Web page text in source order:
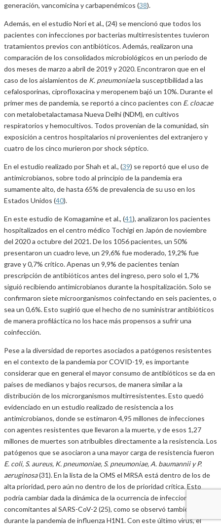
generación, vancomicina y carbapenémicos (38).
Además, en el estudio Nori et al., (24) se mencionó que todos los
pacientes con infecciones por bacterias multirresistentes tuvieron
tratamientos previos con antibióticos. Además, realizaron una
comparación de los consolidados microbiológicos en un periodo de
dos meses de marzo a abril de 2019 y 2020. Encontraron que en el
caso de los aislamientos de K. pneumoniaela susceptibilidad a las
cefalosporinas, ciprofloxacina y meropenem bajó un 10%. Durante el
primer mes de pandemia, se reportó a cinco pacientes con E. cloacae
con metalobetalactamasa Nueva Delhi (NDM), en cultivos
respiratorios y hemocultivos. Todos provenían de la comunidad, sin
exposición a centros hospitalarios ni provenientes del extranjero y
cuatro de los cinco murieron por shock séptico.
En el estudio realizado por Shah et al., (39) se reportó que el uso de
antimicrobianos, sobre todo al principio de la pandemia era
sumamente alto, de hasta 65% de prevalencia de su uso en los
Estados Unidos (40).
En este estudio de Komagamine et al., (41), analizaron los pacientes
hospitalizados en el centro médico Tochigi en Japón de noviembre
del 2020 a octubre del 2021. De los 1056 pacientes, un 50%
presentaron un cuadro leve, un 29,6% fue moderado, 19,2% fue
grave y 0,7% crítico. Apenas un 9,9% de pacientes tenían
prescripción de antibióticos antes del ingreso, pero solo el 1,7%
siguió recibiendo antimicrobianos durante la hospitalización. Solo se
confirmaron siete microorganismos coinfectando en seis pacientes, o
sea un 0,6%. Esto sugirió que el hecho de no suministrar antibióticos
de manera profiláctica no los hace más propensos a sufrir una
coinfección.
Pese a la diversidad de reportes asociados a patógenos resistentes
en el contexto de la pandemia por COVID-19, es importante
considerar que en general el mayor consumo de antibióticos se da en
países de medianos y bajos recursos, de manera similar a la
distribución de los microrganismos multirresistentes. Esto quedó
evidenciado en un estudio realizado de resistencia a los
antimicrobianos, donde se estimaron 4,95 millones de infecciones
con agentes resistentes que llevaron a la muerte, y de esos 1,27
millones de muertes son atribuibles directamente a la resistencia. Los
patógenos que se asociaron a una mayor carga de resistencia fueron
E. coli, S. aureus, K. pneumoniae, S. pneumoniae, A. baumannii y P.
aeruginosa(31). En la lista de la OMS el MRSA está dentro de los de
alta prioridad, pero aún no dentro de los de prioridad crítica. Esto
podría cambiar dada la dinámica de la ocurrencia de infecciones
concomitantes al SARS-CoV-2 (25), como se observó también
durante la pandemia de influenza H1N1. Con este último virus, el